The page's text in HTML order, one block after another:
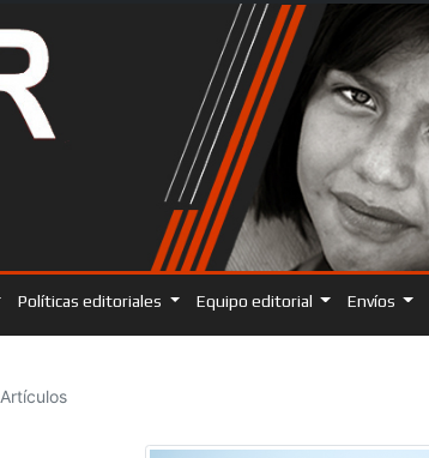
Políticas editoriales Equipo editorial Envíos
Artículos